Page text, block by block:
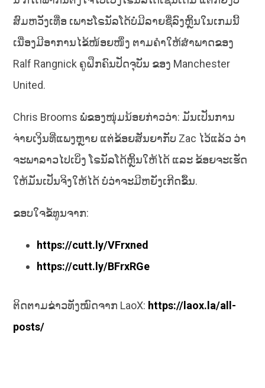
ສົມຫວັງເທື່ອ ເພາະໂຣນັລໂດ້ບໍ່ມີລາຍຊື່ລົງຫຼິ້ນໃນເກມນີ້
ເນື່ອງມີອາການໄຂ້ໜ້ອຍໜຶ່ງ ຕາມຄຳໃຫ້ສຳພາດຂອງ
Ralf Rangnick ຄູຝຶກຄົນປັດຈຸບັນ ຂອງ Manchester
United.
Chris Brooms ພໍ່ຂອງໜຸ່ມນ້ອຍກ່າວວ່າ: ມັນເປັນການ
ຈ່າຍເງິນທີ່ແພງຫຼາຍ ແຕ່ຂ້ອຍສັນຍາກັບ Zac ໄວ້ແລ້ວ ວ່າ
ຈະພາລາວໄປເບິ່ງ ໂຣນັລໂດ້ຫຼິ້ນໃຫ້ໄດ້ ແລະ ຂ້ອຍຈະເຮັດ
ໃຫ້ມັນເປັນຈິງໃຫ້ໄດ້ ບໍ່ວ່າຈະມີຫຍັງເກີດຂຶ້ນ.
ຂອບໃຈຂໍ້ທູນຈາກ:
https://cutt.ly/VFrxned
https://cutt.ly/BFrxRGe
ຕິດຕາມຂ່າວທັງໝົດຈາກ LaoX: https://laox.la/all-
posts/